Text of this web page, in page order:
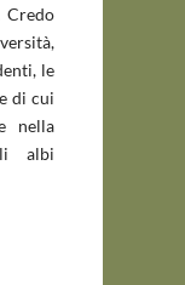
Credo
le
di cui
nella
albi